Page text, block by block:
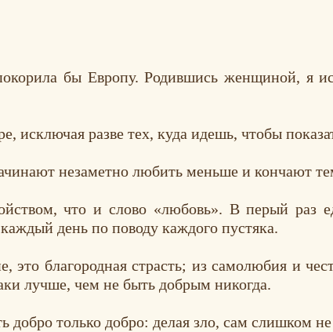
бы Европу. Родившись женщиной, я
исключая разве тех, куда идешь, чтобы
незаметно любить меньше и кончают
что и слово «любовь». В перый раз
день по поводу каждого пустяка.
это благородная страсть; из самолюбия и
лучше, чем не быть добрым никогда.
только добро: делая зло, сам слишком не